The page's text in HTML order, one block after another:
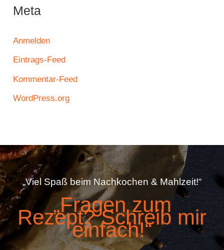
Meta
Anmelden
Eintrags-Feed
Kommentar-Feed
WordPress.org
„Viel Spaß beim Nachkochen & Mahlzeit!“
„Fragen zum
Rezept? Schreib mir
einfach!“